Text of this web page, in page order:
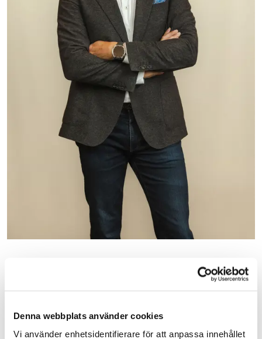
Denna webbplats använder cookies
Vi använder enhetsidentifierare för att anpassa innehållet
Divisionschef Teknik